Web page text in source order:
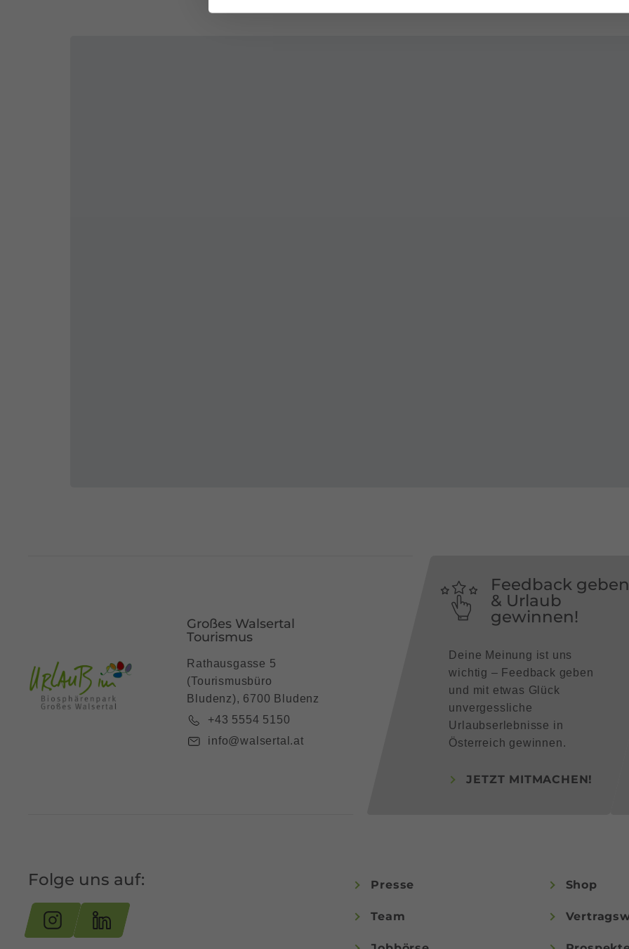
Folge uns auf:
Feedback
& Urlaub
gewinnen!
Deine Meinung ist uns
wichtig – Feedback geben
und mit etwas Glück
unvergessliche
Urlaubserlebnisse in
Österreich gewinnen.
JETZT MITMACHEN!
Großes Walsertal
Tourismus
Rathausgasse 5
(Tourismusbüro
Bludenz), 6700 Bludenz
+43 5554 5150
info@walsertal.at
Presse
Team
Shop